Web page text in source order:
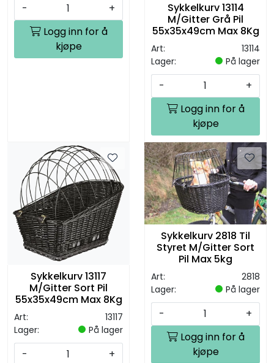
-
+
Logg inn for å
kjøpe
Sykkelkurv 13114
M/Gitter Grå Pil
55x35x49cm Max 8Kg
Art:
13114
Lager:
På lager
-
+
Logg inn for å
kjøpe
Sykkelkurv 13117
M/Gitter Sort Pil
55x35x49cm Max 8Kg
Art:
13117
Lager:
På lager
-
+
Sykkelkurv 2818 Til
Styret M/Gitter Sort
Pil Max 5kg
Art:
2818
Lager:
På lager
-
+
Logg inn for å
kjøpe